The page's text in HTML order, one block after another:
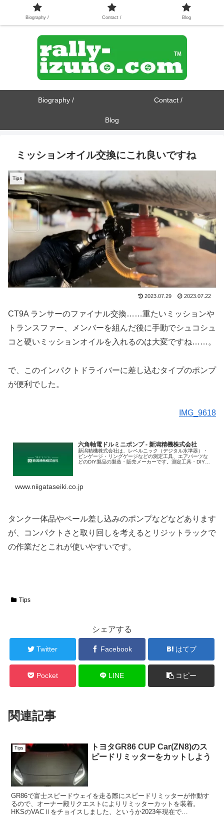
Biography / Contact /
Blog
ミッションオイル交換にこれ良いですね
Tips
2023.07.29 2023.07.22
CT9A ランサーのファイナル交換……重たいミッションや
トランスファー、メンバーを組んだ後に手動でシュコシュ
コと硬いミッションオイルを入れるのは大変ですね……。
で、このインパクトドライバーに差し込むタイプのポンプ
が便利でした。
IMG_9618
六角軸電ドルミニポンプ - 新潟精機株式会社
新潟精機株式会社は、レベルニック（デジタル水準器）・
ピンゲージ・リングゲージなどの測定工具、エアパーツな
どのDIY製品の製造・販売メーカーです。測定工具・DIY製
www.niigataseiki.co.jp
タンク一体品やペール差し込みのポンプなどなどあります
が、コンパクトさと取り回しを考えるとリジットラックで
の作業だとこれが使いやすいです。
Tips
シェアする
Twitter Facebook はてブ
Pocket LINE コピー
関連記事
Tips
トヨタGR86 CUP Car(ZN8)のス
ピードリミッターをカットしよう
GR86で富士スピードウェイを走る際にスピードリミッターが作動す
るので、オーナー殿リクエストによりリミッターカットを装着。
HKSのVACⅡをチョイスしました、というか2023年現在で
Biography / Contact / Blog